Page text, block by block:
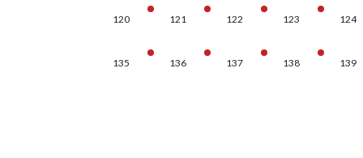
120 121 122 123 124
135 136 137 138 139